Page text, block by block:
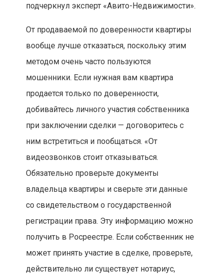
подчеркнул эксперт «Авито-Недвижимости».
От продаваемой по доверенности квартиры
вообще лучше отказаться, поскольку этим
методом очень часто пользуются
мошенники. Если нужная вам квартира
продается только по доверенности,
добивайтесь личного участия собственника
при заключении сделки — договоритесь с
ним встретиться и пообщаться. «От
видеозвонков стоит отказываться.
Обязательно проверьте документы
владельца квартиры и сверьте эти данные
со свидетельством о государственной
регистрации права. Эту информацию можно
получить в Росреестре. Если собственник не
может принять участие в сделке, проверьте,
действительно ли существует нотариус,